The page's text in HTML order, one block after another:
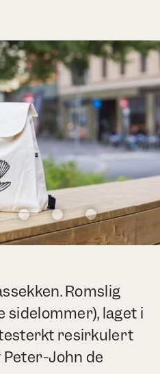
Romslig
sidelommer), laget i
resirkulert
John de